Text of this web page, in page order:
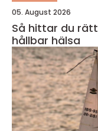
05. August 2026
Så hittar du
hållbar hälsa